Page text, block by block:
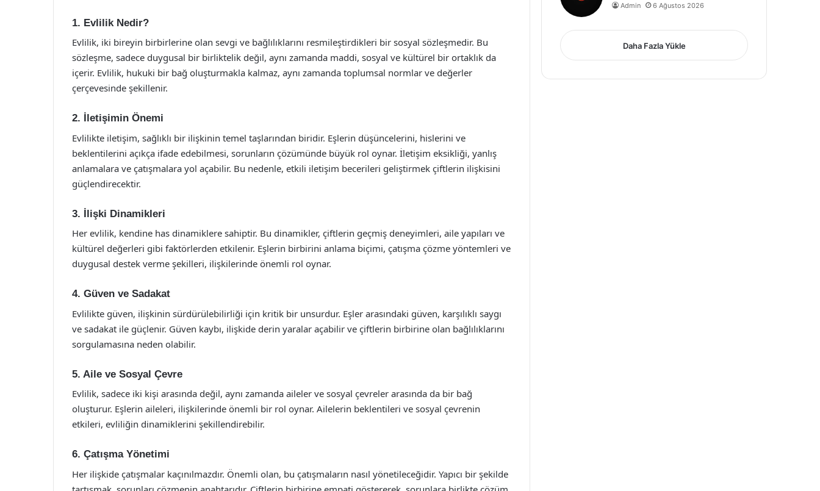
1. Evlilik Nedir?
Evlilik, iki bireyin birbirlerine olan sevgi ve bağlılıklarını resmileştirdikleri bir sosyal sözleşmedir. Bu
sözleşme, sadece duygusal bir birliktelik değil, aynı zamanda maddi, sosyal ve kültürel bir ortaklık da
içerir. Evlilik, hukuki bir bağ oluşturmakla kalmaz, aynı zamanda toplumsal normlar ve değerler
çerçevesinde şekillenir.
2. İletişimin Önemi
Evlilikte iletişim, sağlıklı bir ilişkinin temel taşlarından biridir. Eşlerin düşüncelerini, hislerini ve
beklentilerini açıkça ifade edebilmesi, sorunların çözümünde büyük rol oynar. İletişim eksikliği, yanlış
anlamalara ve çatışmalara yol açabilir. Bu nedenle, etkili iletişim becerileri geliştirmek çiftlerin ilişkisini
güçlendirecektir.
3. İlişki Dinamikleri
Her evlilik, kendine has dinamiklere sahiptir. Bu dinamikler, çiftlerin geçmiş deneyimleri, aile yapıları ve
kültürel değerleri gibi faktörlerden etkilenir. Eşlerin birbirini anlama biçimi, çatışma çözme yöntemleri ve
duygusal destek verme şekilleri, ilişkilerinde önemli rol oynar.
4. Güven ve Sadakat
Evlilikte güven, ilişkinin sürdürülebilirliği için kritik bir unsurdur. Eşler arasındaki güven, karşılıklı saygı
ve sadakat ile güçlenir. Güven kaybı, ilişkide derin yaralar açabilir ve çiftlerin birbirine olan bağlılıklarını
sorgulamasına neden olabilir.
5. Aile ve Sosyal Çevre
Evlilik, sadece iki kişi arasında değil, aynı zamanda aileler ve sosyal çevreler arasında da bir bağ
oluşturur. Eşlerin aileleri, ilişkilerinde önemli bir rol oynar. Ailelerin beklentileri ve sosyal çevrenin
etkileri, evliliğin dinamiklerini şekillendirebilir.
6. Çatışma Yönetimi
Her ilişkide çatışmalar kaçınılmazdır. Önemli olan, bu çatışmaların nasıl yönetileceğidir. Yapıcı bir şekilde
Admin 6 Ağustos 2026
Daha Fazla Yükle